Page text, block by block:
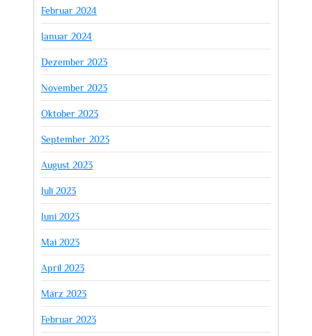
Februar 2024
Januar 2024
Dezember 2023
November 2023
Oktober 2023
September 2023
August 2023
Juli 2023
Juni 2023
Mai 2023
April 2023
März 2023
Februar 2023